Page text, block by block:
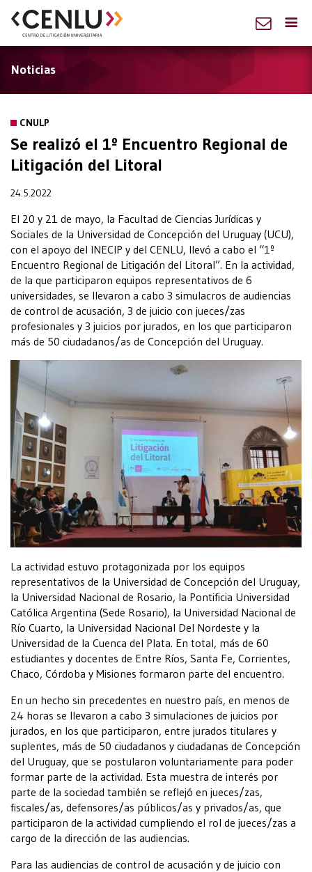
Noticias
CNULP
Se realizó el 1º Encuentro Regional de
Litigación del Litoral
24.5.2022
El 20 y 21 de mayo, la Facultad de Ciencias Jurídicas y
Sociales de la Universidad de Concepción del Uruguay (UCU),
con el apoyo del INECIP y del CENLU, llevó a cabo el “1º
Encuentro Regional de Litigación del Litoral”. En la actividad,
de la que participaron equipos representativos de 6
universidades, se llevaron a cabo 3 simulacros de audiencias
de control de acusación, 3 de juicio con jueces/zas
profesionales y 3 juicios por jurados, en los que participaron
más de 50 ciudadanos/as de Concepción del Uruguay.
La actividad estuvo protagonizada por los equipos
representativos de la Universidad de Concepción del Uruguay,
la Universidad Nacional de Rosario, la Pontificia Universidad
Católica Argentina (Sede Rosario), la Universidad Nacional de
Río Cuarto, la Universidad Nacional Del Nordeste y la
Universidad de la Cuenca del Plata. En total, más de 60
estudiantes y docentes de Entre Ríos, Santa Fe, Corrientes,
Chaco, Córdoba y Misiones formaron parte del encuentro.
En un hecho sin precedentes en nuestro país, en menos de
24 horas se llevaron a cabo 3 simulaciones de juicios por
jurados, en los que participaron, entre jurados titulares y
suplentes, más de 50 ciudadanos y ciudadanas de Concepción
del Uruguay, que se postularon voluntariamente para poder
formar parte de la actividad. Esta muestra de interés por
parte de la sociedad también se reflejó en jueces/zas,
fiscales/as, defensores/as públicos/as y privados/as, que
participaron de la actividad cumpliendo el rol de jueces/zas a
cargo de la dirección de las audiencias.
Para las audiencias de control de acusación y de juicio con